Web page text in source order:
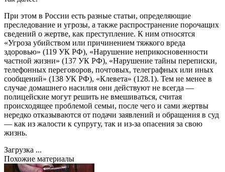
При этом в России есть разные статьи, определяющие
преследование и угрозы, а также распространение порочащих
сведений о жертве, как преступление. К ним относятся
«Угроза убийством или причинением тяжкого вреда
здоровью» (119 УК РФ), «Нарушение неприкосновенности
частной жизни» (137 УК РФ), «Нарушение тайны переписки,
телефонных переговоров, почтовых, телеграфных или иных
сообщений» (138 УК РФ), «Клевета» (128.1). Тем не менее в
случае домашнего насилия они действуют не всегда —
полицейские могут решить не вмешиваться, считая
происходящее проблемой семьи, после чего и сами жертвы
нередко отказываются от подачи заявлений и обращения в суд
— как из жалости к супругу, так и из-за опасения за свою
жизнь.
Загрузка ...
Похожие материалы